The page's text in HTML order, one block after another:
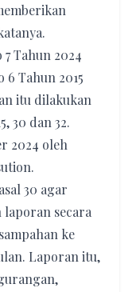
Tahun 2024
Tahun 2015
itu dilakukan
30 dan 32.
2024 oleh
30 agar
laporan secara
ke
Laporan itu,